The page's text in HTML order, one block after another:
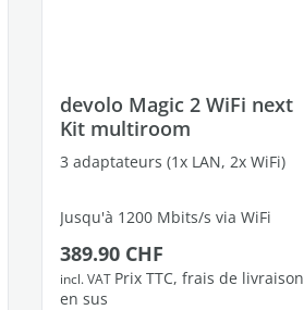
devolo Magic 2 WiFi next
Kit multiroom
3 adaptateurs (1x LAN, 2x WiFi)
Jusqu'à 1200 Mbits/s via WiFi
4 ports Ethernet Gigabit libres
Prix régulier :
389.90 CHF
incl. VAT Prix TTC, frais de livraison
en sus